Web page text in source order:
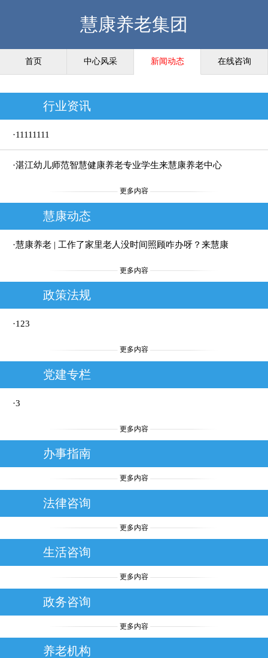
慧康养老集团
首页 中心风采 新闻动态 在线咨询
行业资讯
·11111111
·湛江幼儿师范智慧健康养老专业学生来慧康养老中心
见习——青春与夕阳的温暖相遇
更多内容
慧康动态
·慧康养老 | 工作了家里老人没时间照顾咋办呀？来慧康
养老中心，工作与尽孝两不误！
更多内容
政策法规
·123
更多内容
党建专栏
·3
更多内容
办事指南
更多内容
法律咨询
更多内容
生活咨询
更多内容
政务咨询
更多内容
养老机构